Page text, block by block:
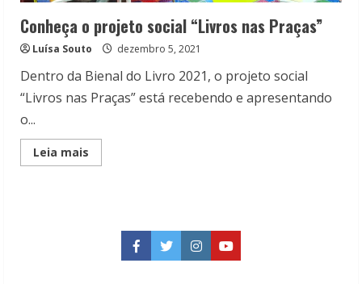
Conheça o projeto social “Livros nas Praças”
Luísa Souto dezembro 5, 2021
Dentro da Bienal do Livro 2021, o projeto social
“Livros nas Praças” está recebendo e apresentando
o...
Leia mais
more
“Livros
Facebook
TwitterInstagramYouTube